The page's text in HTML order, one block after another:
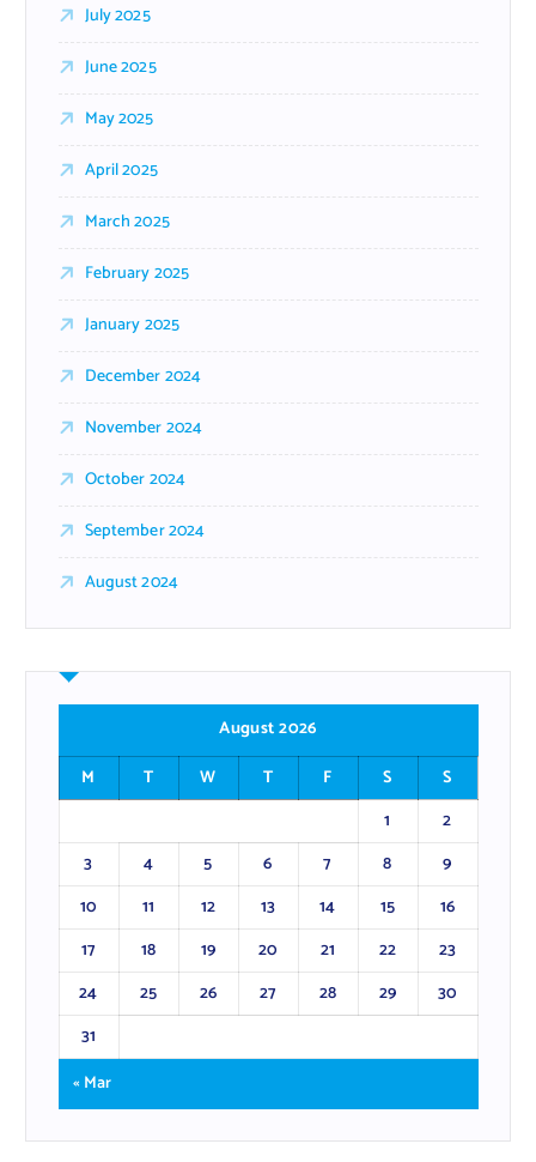
July 2025
June 2025
May 2025
April 2025
March 2025
February 2025
January 2025
December 2024
November 2024
October 2024
September 2024
August 2024
August 2026
M
T W T F S
S
1
2
3
4 5 6 7 8
9
10
11 12 13 14 15
16
17
18 19 20 21 22
23
24
25 26 27 28 29
30
31
« Mar